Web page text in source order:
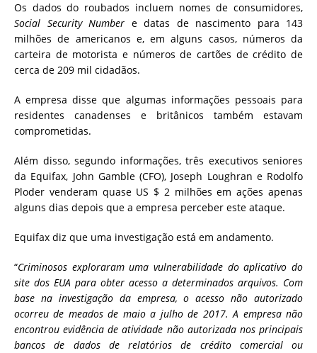
Os dados do roubados incluem nomes de consumidores,
Social Security Number e datas de nascimento para 143
milhões de americanos e, em alguns casos, números da
carteira de motorista e números de cartões de crédito de
cerca de 209 mil cidadãos.
A empresa disse que algumas informações pessoais para
residentes canadenses e britânicos também estavam
comprometidas.
Além disso, segundo informações, três executivos seniores
da Equifax, John Gamble (CFO), Joseph Loughran e Rodolfo
Ploder venderam quase US $ 2 milhões em ações apenas
alguns dias depois que a empresa perceber este ataque.
Equifax diz que uma investigação está em andamento.
“Criminosos exploraram uma vulnerabilidade do aplicativo do
site dos EUA para obter acesso a determinados arquivos. Com
base na investigação da empresa, o acesso não autorizado
ocorreu de meados de maio a julho de 2017. A empresa não
encontrou evidência de atividade não autorizada nos principais
bancos de dados de relatórios de crédito comercial ou